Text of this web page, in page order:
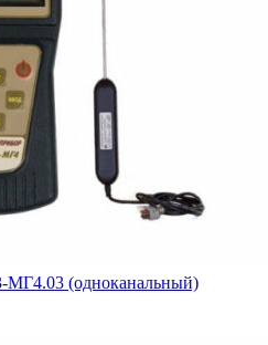
МГ4.03 (одноканальный)